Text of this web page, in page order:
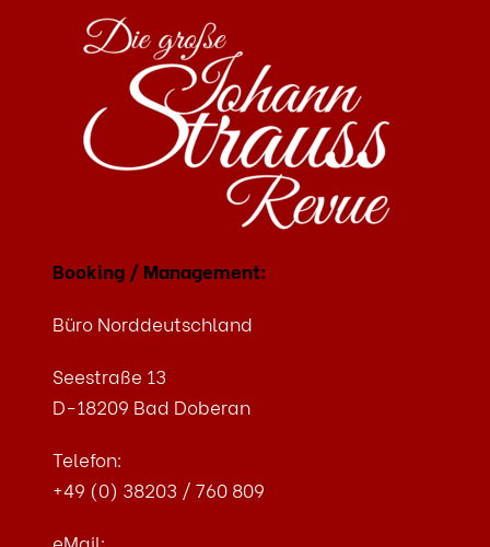
Booking / Management:
Büro Norddeutschland
Seestraße 13
D-18209 Bad Doberan
Telefon:
+49 (0) 38203 / 760 809